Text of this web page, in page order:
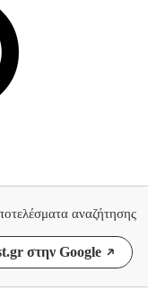
αναζήτησης
στην Google